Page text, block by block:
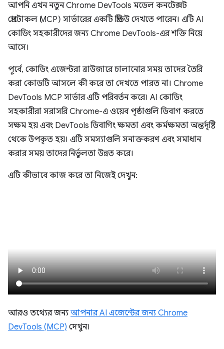
আপনি এখন নতুন Chrome DevTools মডেল কনটেক্সট
প্রোটোকল (MCP) সার্ভারের একটি প্রিভিউ দেখতে পারেন। এটি AI
কোডিং সহকারীদের জন্য Chrome DevTools-এর শক্তি নিয়ে
আসে।
পূর্বে, কোডিং এজেন্টরা ব্রাউজারে চালানোর সময় তাদের তৈরি
করা কোডটি আসলে কী করে তা দেখতে পারত না। Chrome
DevTools MCP সার্ভার এটি পরিবর্তন করে। AI কোডিং
সহকারীরা সরাসরি Chrome-এ ওয়েব পৃষ্ঠাগুলি ডিবাগ করতে
সক্ষম হয় এবং DevTools ডিবাগিং ক্ষমতা এবং কর্মক্ষমতা অন্তর্দৃষ্টি
থেকে উপকৃত হয়। এটি সমস্যাগুলি সনাক্তকরণ এবং সমাধান
করার সময় তাদের নির্ভুলতা উন্নত করে।
এটি কীভাবে কাজ করে তা নিজেই দেখুন:
আরও তথ্যের জন্য আপনার AI এজেন্টের জন্য Chrome
DevTools (MCP) দেখুন।